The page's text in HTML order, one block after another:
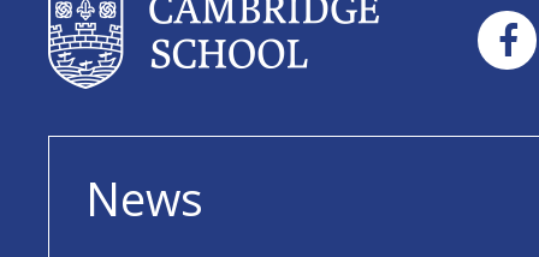
News